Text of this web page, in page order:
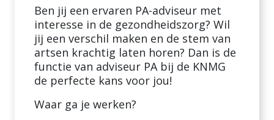
Ben jij een ervaren PA-adviseur met
interesse in de gezondheidszorg? Wil
jij een verschil maken en de stem van
artsen krachtig laten horen? Dan is de
functie van adviseur PA bij de KNMG
de perfecte kans voor jou!
Waar ga je werken?